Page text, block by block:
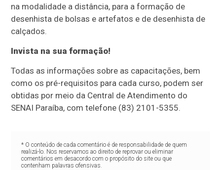
na modalidade a distância, para a formação de
desenhista de bolsas e artefatos e de desenhista de
calçados.
Invista na sua formação!
Todas as informações sobre as capacitações, bem
como os pré-requisitos para cada curso, podem ser
obtidas por meio da Central de Atendimento do
SENAI Paraíba, com telefone (83) 2101-5355.
* O conteúdo de cada comentário é de responsabilidade de quem
realizá-lo. Nos reservamos ao direito de reprovar ou eliminar
comentários em desacordo com o propósito do site ou que
contenham palavras ofensivas.